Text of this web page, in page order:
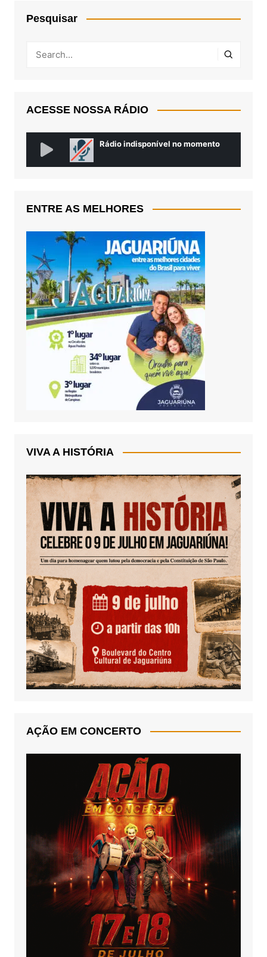
Pesquisar
ACESSE NOSSA RÁDIO
ENTRE AS MELHORES
VIVA A HISTÓRIA
AÇÃO EM CONCERTO